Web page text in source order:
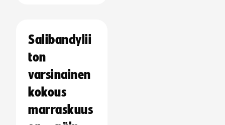
Salibandylii
ton
varsinainen
kokous
marraskuus